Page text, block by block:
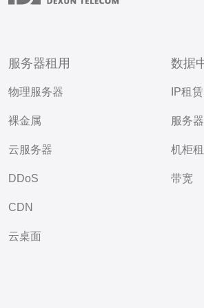
服务器租用
物理服务器
裸金属
云服务器
DDoS
CDN
云桌面
数据
IP租赁
服务
机柜
带宽